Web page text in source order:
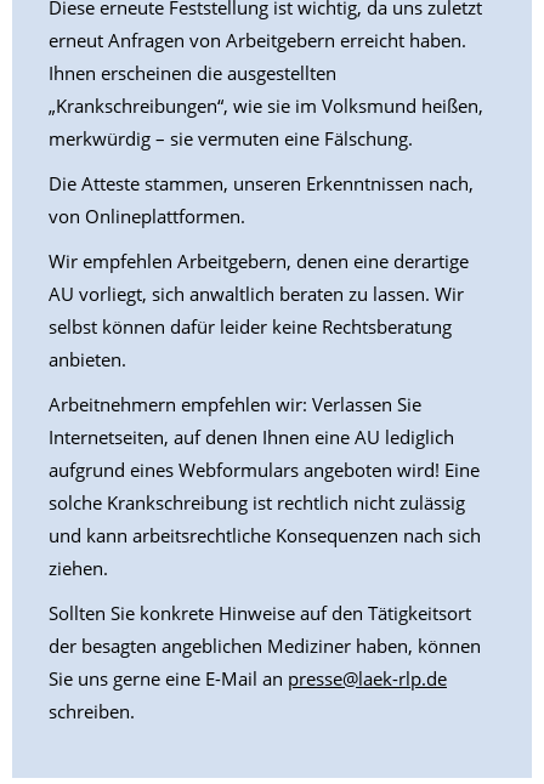
Diese erneute Feststellung ist wichtig, da uns zuletzt
erneut Anfragen von Arbeitgebern erreicht haben.
Ihnen erscheinen die ausgestellten
„Krankschreibungen“, wie sie im Volksmund heißen,
merkwürdig – sie vermuten eine Fälschung.
Die Atteste stammen, unseren Erkenntnissen nach,
von Onlineplattformen.
Wir empfehlen Arbeitgebern, denen eine derartige
AU vorliegt, sich anwaltlich beraten zu lassen. Wir
selbst können dafür leider keine Rechtsberatung
anbieten.
Arbeitnehmern empfehlen wir: Verlassen Sie
Internetseiten, auf denen Ihnen eine AU lediglich
aufgrund eines Webformulars angeboten wird! Eine
solche Krankschreibung ist rechtlich nicht zulässig
und kann arbeitsrechtliche Konsequenzen nach sich
ziehen.
Sollten Sie konkrete Hinweise auf den Tätigkeitsort
der besagten angeblichen Mediziner haben, können
Sie uns gerne eine E-Mail an presse@laek-rlp.de
schreiben.